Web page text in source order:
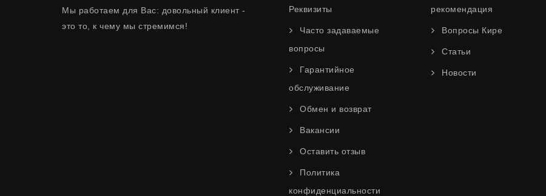
Мы работаем для Вас: довольный клиент -
это то, к чему мы стремимся!
Реквизиты
Часто задаваемые
вопросы
Гарантийное
обслуживание
Обмен и возврат
Вакансии
Оставить отзыв
Политика
конфиденциальности
рекомендация
Вопросы Кире
Статьи
Новости